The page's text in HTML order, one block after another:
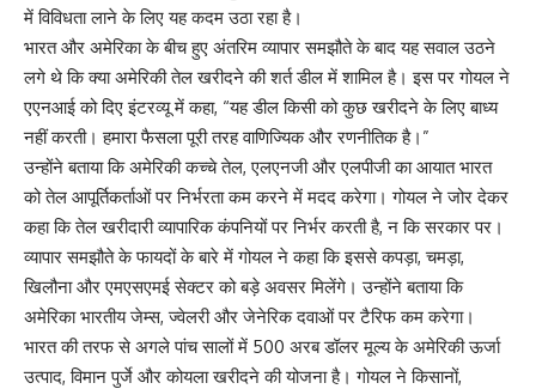
में विविधता लाने के लिए यह कदम उठा रहा है।
भारत और अमेरिका के बीच हुए अंतरिम व्यापार समझौते के बाद यह सवाल उठने
लगे थे कि क्या अमेरिकी तेल खरीदने की शर्त डील में शामिल है। इस पर गोयल ने
एएनआई को दिए इंटरव्यू में कहा, “यह डील किसी को कुछ खरीदने के लिए बाध्य
नहीं करती। हमारा फैसला पूरी तरह वाणिज्यिक और रणनीतिक है।”
उन्होंने बताया कि अमेरिकी कच्चे तेल, एलएनजी और एलपीजी का आयात भारत
को तेल आपूर्तिकर्ताओं पर निर्भरता कम करने में मदद करेगा। गोयल ने जोर देकर
कहा कि तेल खरीदारी व्यापारिक कंपनियों पर निर्भर करती है, न कि सरकार पर।
व्यापार समझौते के फायदों के बारे में गोयल ने कहा कि इससे कपड़ा, चमड़ा,
खिलौना और एमएसएमई सेक्टर को बड़े अवसर मिलेंगे। उन्होंने बताया कि
अमेरिका भारतीय जेम्स, ज्वेलरी और जेनेरिक दवाओं पर टैरिफ कम करेगा।
भारत की तरफ से अगले पांच सालों में 500 अरब डॉलर मूल्य के अमेरिकी ऊर्जा
उत्पाद, विमान पुर्जे और कोयला खरीदने की योजना है। गोयल ने किसानों,